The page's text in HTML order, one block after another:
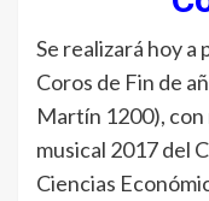
Se realizará hoy a
Coros de Fin de
Martín 1200),
musical 2017 del
Ciencias